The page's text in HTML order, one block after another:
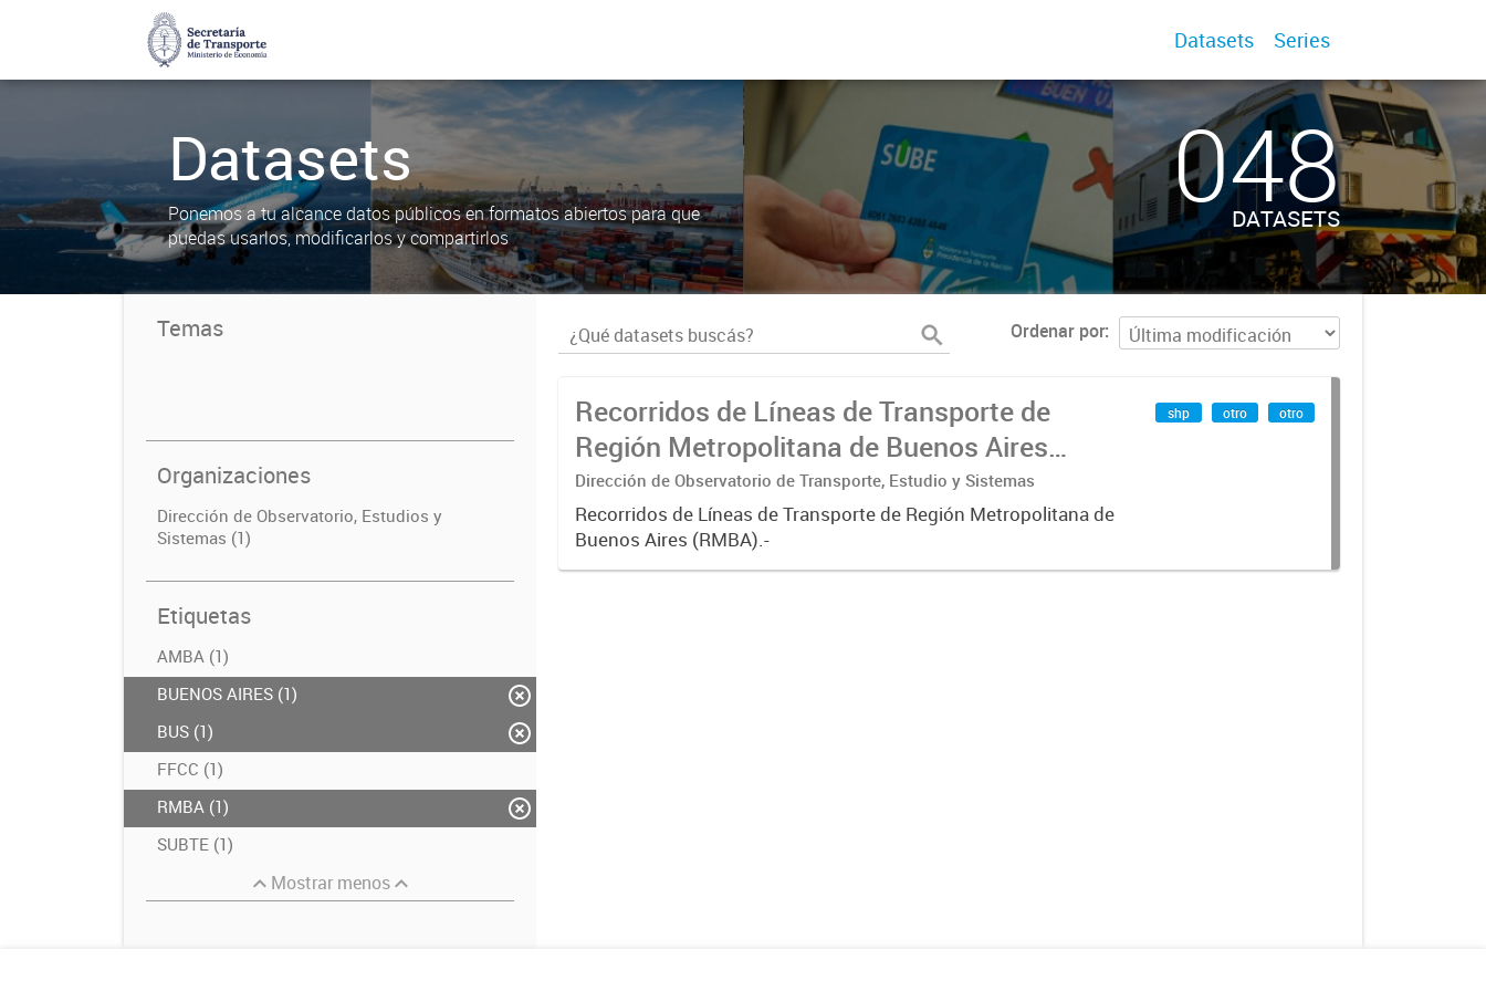
Datasets Series
Datasets
Ponemos a tu alcance datos públicos en formatos abiertos para que
puedas usarlos, modificarlos y compartirlos
048
DATASETS
Temas
Organizaciones
Dirección de Observatorio, Estudios y
Sistemas (1)
Etiquetas
AMBA (1)
BUENOS AIRES (1)
BUS (1)
FFCC (1)
RMBA (1)
SUBTE (1)
Mostrar menos
Ordenar por
Recorridos de Líneas de Transporte de
Región Metropolitana de Buenos Aires
(RMBA)
Dirección de Observatorio de Transporte, Estudio y Sistemas
Recorridos de Líneas de Transporte de Región Metropolitana de
Buenos Aires (RMBA).-
shp otro otro